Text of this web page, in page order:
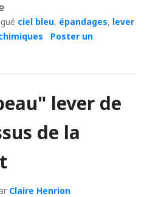
ciel bleu, épandages, lever
Poster un
lever de
de la
Claire Henrion